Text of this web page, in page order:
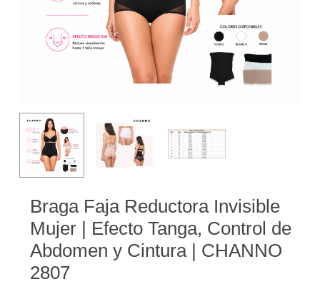
Braga Faja Reductora Invisible
Mujer | Efecto Tanga, Control de
Abdomen y Cintura | CHANNO
2807